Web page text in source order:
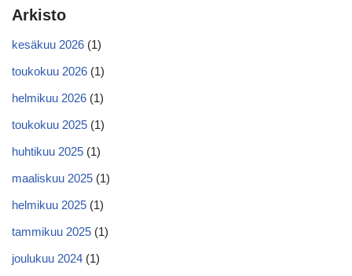
Arkisto
kesäkuu 2026 (1)
toukokuu 2026 (1)
helmikuu 2026 (1)
toukokuu 2025 (1)
huhtikuu 2025 (1)
maaliskuu 2025 (1)
helmikuu 2025 (1)
tammikuu 2025 (1)
joulukuu 2024 (1)